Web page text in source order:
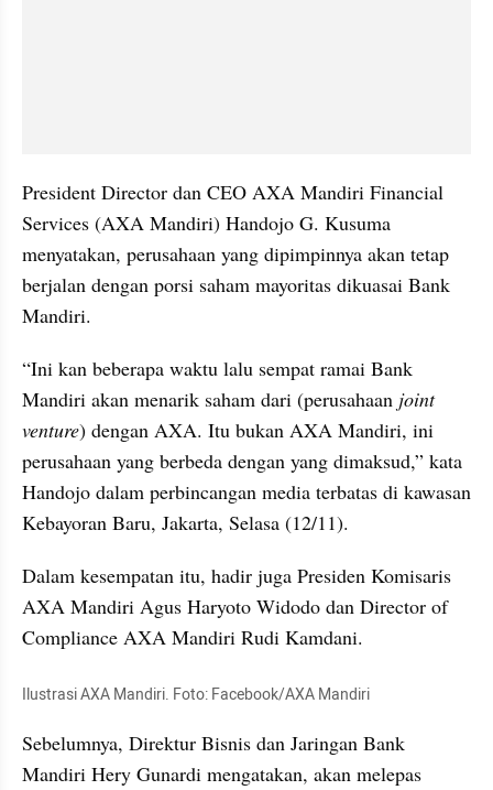
President Director dan CEO AXA Mandiri Financial
Services (AXA Mandiri) Handojo G. Kusuma
menyatakan, perusahaan yang dipimpinnya akan tetap
berjalan dengan porsi saham mayoritas dikuasai Bank
Mandiri.
“Ini kan beberapa waktu lalu sempat ramai Bank
Mandiri akan menarik saham dari (perusahaan joint
venture) dengan AXA. Itu bukan AXA Mandiri, ini
perusahaan yang berbeda dengan yang dimaksud,” kata
Handojo dalam perbincangan media terbatas di kawasan
Kebayoran Baru, Jakarta, Selasa (12/11).
Dalam kesempatan itu, hadir juga Presiden Komisaris
AXA Mandiri Agus Haryoto Widodo dan Director of
Compliance AXA Mandiri Rudi Kamdani.
Ilustrasi AXA Mandiri. Foto: Facebook/AXA Mandiri
Sebelumnya, Direktur Bisnis dan Jaringan Bank
Mandiri Hery Gunardi mengatakan, akan melepas